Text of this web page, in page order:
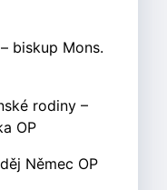
biskup Mons.
rodiny –
OP
Němec OP